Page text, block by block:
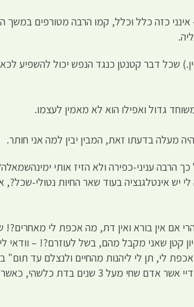
כזה כלל וכלל, קמו הרבה מטורפים במשך
שכל דבר קטנטן כנגד הנפש יכול להשפיע
גדול ואפילו הוא לא מאמין לעצמו.
מעלה בדעתו זאת, המבין יבין למה אני חותר.
הרבה עניני-כפירה ולא הזיז אותי
אם הנני חי למה למות?, למה לי יש אינטלגנציה בעוד שאר החיות
אם אין בורא ואין דת, מה אכפת לי
קטן שאני מקבל מהם, בשל לעוזרם?! – וודאי
לי, תן לי ליהנות מהחיים ולנצלם עד תום"
עליהם, פה ניכר שאתה נלחם עם אחד ויחיד הנקרא בפינו "תת-מודע".